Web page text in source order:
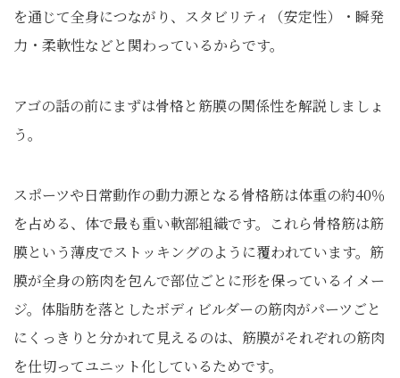
を通じて全身につながり、スタビリティ（安定性）・瞬発
力・柔軟性などと関わっているからです。
アゴの話の前にまずは骨格と筋膜の関係性を解説しましょ
う。
スポーツや日常動作の動力源となる骨格筋は体重の約40％
を占める、体で最も重い軟部組織です。これら骨格筋は筋
膜という薄皮でストッキングのように覆われています。筋
膜が全身の筋肉を包んで部位ごとに形を保っているイメー
ジ。体脂肪を落としたボディビルダーの筋肉がパーツごと
にくっきりと分かれて見えるのは、筋膜がそれぞれの筋肉
を仕切ってユニット化しているためです。